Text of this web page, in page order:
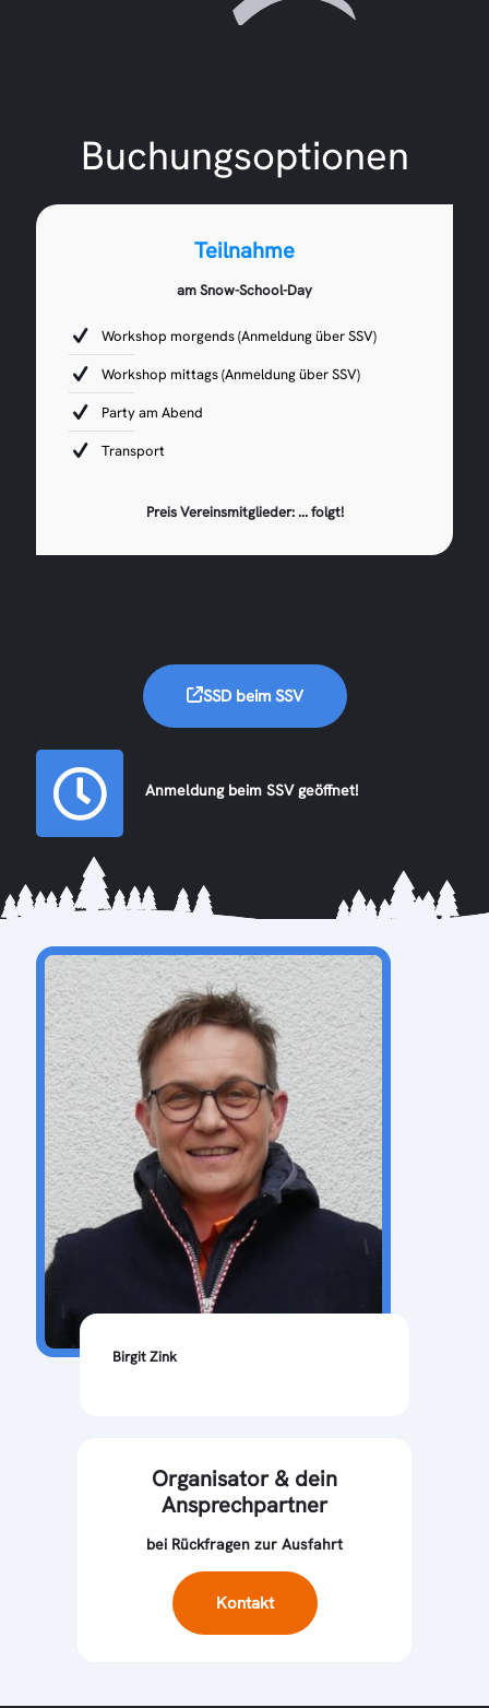
Buchungsoptionen
Teilnahme
am Snow-School-Day
Workshop morgends (Anmeldung über SSV)
Workshop mittags (Anmeldung über SSV)
Party am Abend
Transport
Preis Vereinsmitglieder: ... folgt!
SSD beim SSV
Anmeldung beim SSV geöffnet!
Birgit Zink
Organisator & dein
Ansprechpartner
bei Rückfragen zur Ausfahrt
Kontakt